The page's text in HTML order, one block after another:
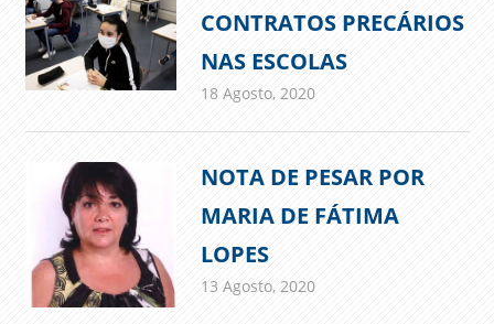
CONTRATOS PRECÁRIOS
NAS ESCOLAS
18 Agosto, 2020
NOTA DE PESAR POR
MARIA DE FÁTIMA
LOPES
13 Agosto, 2020